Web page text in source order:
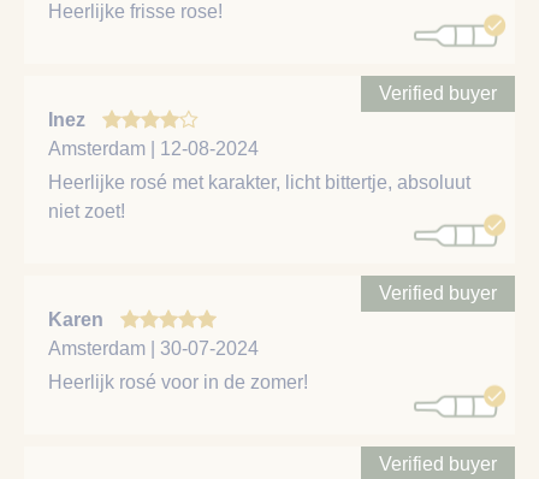
Heerlijke frisse rose!
Inez
Amsterdam | 12-08-2024
Verified buyer
Heerlijke rosé met karakter, licht bittertje, absoluut
niet zoet!
Karen
Amsterdam | 30-07-2024
Verified buyer
Heerlijk rosé voor in de zomer!
Verified buyer